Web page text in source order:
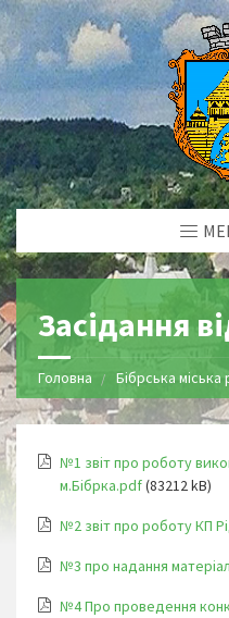
Засідання
Головна Бібрська міська
№1 звіт про роботу
м.Бібрка.pdf(83212 kB)
№2 звіт про роботу КП
№3 про надання
№4 Про проведення